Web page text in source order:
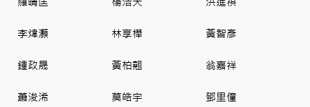
李煒灝 林享樺 黃智彥
鍾政晟 黃柏翹 翁嘉祥
蕭浚浠 莫皓宇 鄧里僮